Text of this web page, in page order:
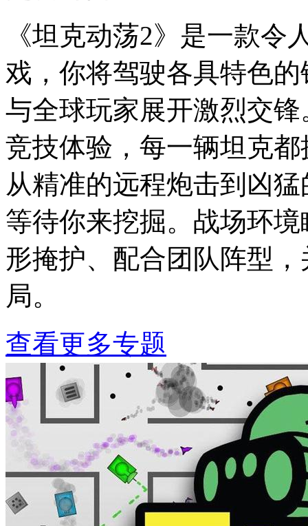
《坦克动荡2》是一款
戏，你将驾驶各具特色
与全球玩家展开激烈交
竞技体验，每一辆坦克
从精准的远程炮击到凶
等待你来挖掘。战场环
形掩护、配合团队阵型
局。
查看更多专题